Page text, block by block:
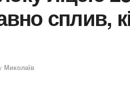
сплив,
Миколаїв